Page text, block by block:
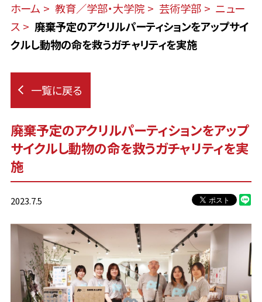
ホーム 教育／学部・大学院 芸術学部
ニュー
ス
廃棄予定のアクリルパーティションをアップサイ
クルし動物の命を救うガチャリティを実施
一覧に戻る
廃棄予定のアクリルパーティションをアップ
サイクルし動物の命を救うガチャリティを実
施
2023.7.5